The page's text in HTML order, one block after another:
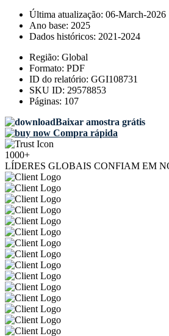
Última atualização: 06-March-2026
Ano base: 2025
Dados históricos: 2021-2024
Região: Global
Formato: PDF
ID do relatório: GGI108731
SKU ID: 29578853
Páginas: 107
Baixar amostra grátis
Compra rápida
1000+
LÍDERES GLOBAIS CONFIAM EM